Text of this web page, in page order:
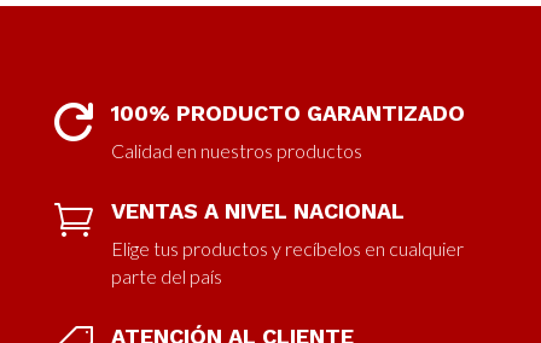
 100% PRODUCTO GARANTIZADO
Calidad en nuestros productos
 VENTAS A NIVEL NACIONAL
Elige tus productos y recíbelos en cualquier
parte del país
ATENCIÓN AL CLIENTE